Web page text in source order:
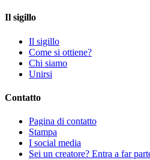
Il sigillo
Il sigillo
Come si ottiene?
Chi siamo
Unirsi
Contatto
Pagina di contatto
Stampa
I social media
Sei un creatore? Entra a far